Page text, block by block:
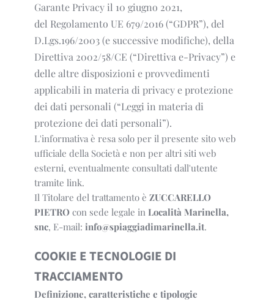
Garante Privacy il 10 giugno 2021,
del Regolamento UE 679/2016 (“GDPR”), del
D.Lgs.196/2003 (e successive modifiche), della
Direttiva 2002/58/CE (“Direttiva e-Privacy”) e
delle altre disposizioni e provvedimenti
applicabili in materia di privacy e protezione
dei dati personali (“Leggi in materia di
protezione dei dati personali”).
L'informativa è resa solo per il presente sito web
ufficiale della Società e non per altri siti web
esterni, eventualmente consultati dall'utente
tramite link.
Il Titolare del trattamento è ZUCCARELLO
PIETROcon sede legale in Località Marinella,
snc, E-mail: info@spiaggiadimarinella.it.
COOKIE E TECNOLOGIE DI
TRACCIAMENTO
Definizione, caratteristiche e tipologie